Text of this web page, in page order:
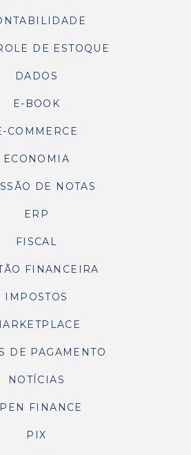
DE ESTOQUE
DADOS
E-BOOK
COMMERCE
ECONOMIA
DE NOTAS
ERP
FISCAL
FINANCEIRA
IMPOSTOS
DE PAGAMENTO
NOTÍCIAS
FINANCE
PIX